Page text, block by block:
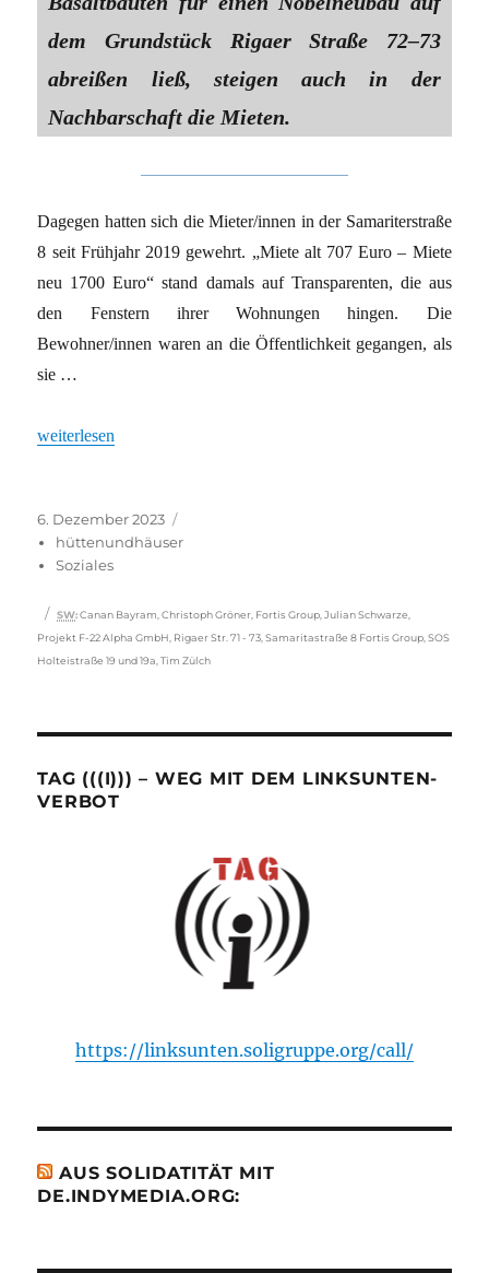
dem Grundstück Rigaer Straße 72–73
abreißen ließ, steigen auch in der
Nachbarschaft die Mieten.
Dagegen hatten sich die Mieter/innen in der Samariterstraße
8 seit Frühjahr 2019 gewehrt. „Miete alt 707 Euro – Miete
neu 1700 Euro“ stand damals auf Transparenten, die aus
den Fenstern ihrer Wohnungen hingen. Die
Bewohner/innen waren an die Öffentlichkeit gegangen, als
sie …
„Bezirksamt auf Seite der Investoren“
weiterlesen
Veröffentlicht
am
6. Dezember 2023
hüttenundhäuser
Soziales
Schlagwörter
SW: Canan Bayram ,Christoph Gröner Fortis Group ,Julian Schwarze
Projekt F-22 Alpha GmbH Rigaer Str. 71 - 73 ,Samaritastraße 8 Fortis Group ,SOS
Holteistraße 19 und 19a ,Tim Zülch
TAG (((I))) – WEG MIT DEM LINKSUNTEN-
VERBOT
https://linksunten.soligruppe.org/call/
AUS SOLIDATITÄT MIT
DE.INDYMEDIA.ORG: